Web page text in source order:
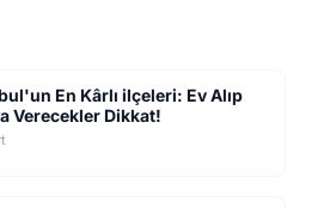
En Kârlı ilçeleri: Ev Alıp
Verecekler Dikkat!